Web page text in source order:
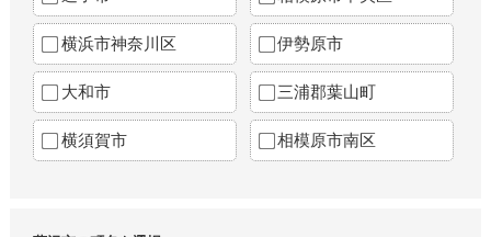
横浜市神奈川区 伊勢原市
大和市 三浦郡葉山町
横須賀市 相模原市南区